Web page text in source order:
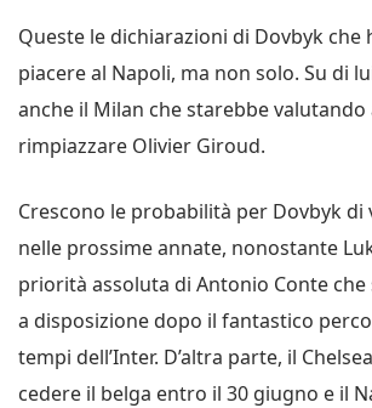
Queste le dichiarazioni di Dovbyk che
piacere al Napoli, ma non solo. Su di
anche il Milan che starebbe valutando
rimpiazzare Olivier Giroud.
Crescono le probabilità per Dovbyk di
nelle prossime annate, nonostante
priorità assoluta di Antonio Conte
a disposizione dopo il fantastico
tempi dell’Inter. D’altra parte, il
cedere il belga entro il 30 giugno e il